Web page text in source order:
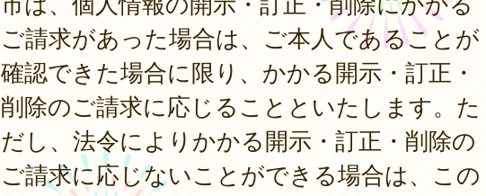
ご請求があった場合は、ご本人であることが
確認できた場合に限り、かかる開示・訂正・
削除のご請求に応じることといたします。た
だし、法令によりかかる開示・訂正・削除の
ご請求に応じないことができる場合は、この